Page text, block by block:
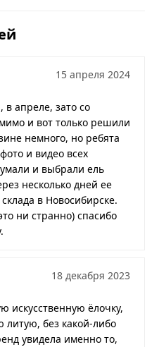
15 апреля 2024
в апреле, зато со
и вот только решили
немного, но ребята
и видео всех
и выбрали ель
несколько дней ее
в Новосибирске.
ни странно) спасибо
18 декабря 2023
искусственную ёлочку,
литую, без какой-либо
увидела именно то,